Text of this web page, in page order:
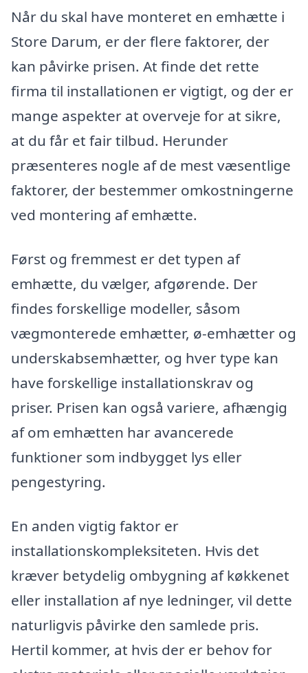
Når du skal have monteret en emhætte i
Store Darum, er der flere faktorer, der
kan påvirke prisen. At finde det rette
firma til installationen er vigtigt, og der er
mange aspekter at overveje for at sikre,
at du får et fair tilbud. Herunder
præsenteres nogle af de mest væsentlige
faktorer, der bestemmer omkostningerne
ved montering af emhætte.
Først og fremmest er det typen af
emhætte, du vælger, afgørende. Der
findes forskellige modeller, såsom
vægmonterede emhætter, ø-emhætter og
underskabsemhætter, og hver type kan
have forskellige installationskrav og
priser. Prisen kan også variere, afhængig
af om emhætten har avancerede
funktioner som indbygget lys eller
pengestyring.
En anden vigtig faktor er
installationskompleksiteten. Hvis det
kræver betydelig ombygning af køkkenet
eller installation af nye ledninger, vil dette
naturligvis påvirke den samlede pris.
Hertil kommer, at hvis der er behov for